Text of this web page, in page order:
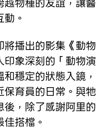
。
播出的影集《動物
象深刻的「動物演
穩定的狀態入鏡，
育員的日常。與牠
，除了感謝阿里的
搭檔。